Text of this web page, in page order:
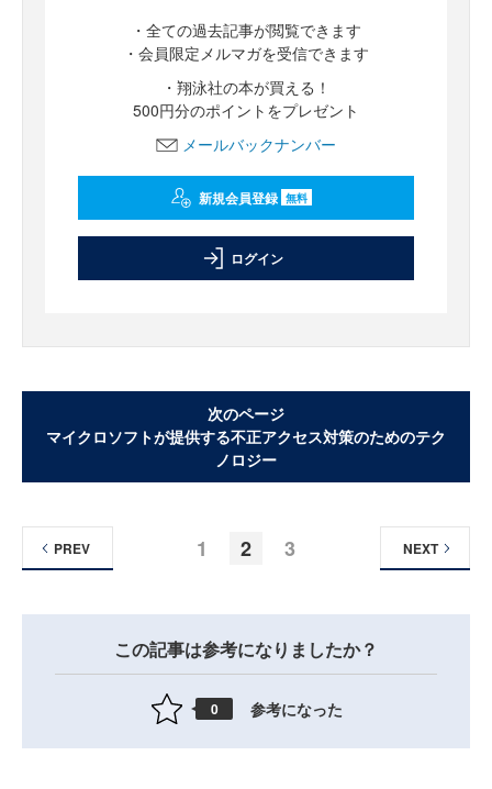
・全ての過去記事が閲覧できます
・会員限定メルマガを受信できます
・翔泳社の本が買える！
500円分のポイントをプレゼント
メールバックナンバー
新規会員登録 無料
ログイン
次のページ
マイクロソフトが提供する不正アクセス対策のためのテク
ノロジー
1 2 3
PREV NEXT
この記事は参考になりましたか？
0 参考になった